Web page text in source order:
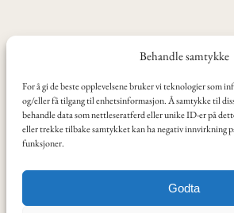
Behandle samtykke
For å gi de beste opplevelsene bruker vi teknologier som
og/eller få tilgang til enhetsinformasjon. Å samtykke til
behandle data som nettleseratferd eller unike ID-er på
eller trekke tilbake samtykket kan ha negativ innvirkning
funksjoner.
Godta
Videoer, tv-serier og filmer
Norski er utviklet ved Oslo VO